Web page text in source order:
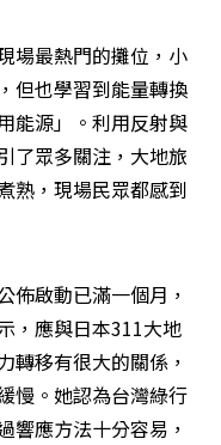
場最熱門的攤位，小
但也學習到能量轉換
能源」。利用反射與
了眾多關注，大地旅
熟，現場民眾都感到
佈啟動已滿一個月，
，應與日本311大地
轉移有很大的關係，
慢。她認為台灣綠行
響應方法十分容易，